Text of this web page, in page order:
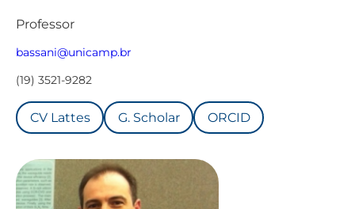
Professor
bassani@unicamp.br
(19) 3521-9282
CV Lattes G. Scholar ORCID